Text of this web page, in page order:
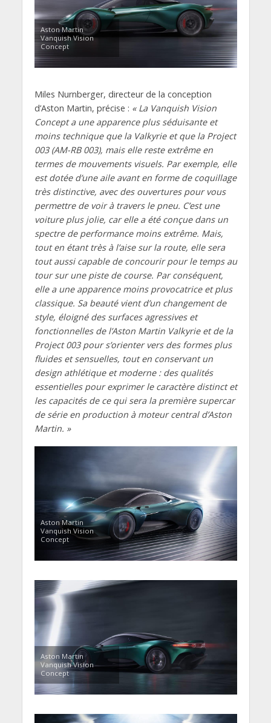
Aston Martin
Vanquish Vision
Concept
Miles Nurnberger, directeur de la conception
d’Aston Martin, précise : « La Vanquish Vision
Concept a une apparence plus séduisante et
moins technique que la Valkyrie et que la Project
003 (AM-RB 003), mais elle reste extrême en
termes de mouvements visuels. Par exemple, elle
est dotée d’une aile avant en forme de coquillage
très distinctive, avec des ouvertures pour vous
permettre de voir à travers le pneu. C’est une
voiture plus jolie, car elle a été conçue dans un
spectre de performance moins extrême. Mais,
tout en étant très à l’aise sur la route, elle sera
tout aussi capable de concourir pour le temps au
tour sur une piste de course. Par conséquent,
elle a une apparence moins provocatrice et plus
classique. Sa beauté vient d’un changement de
style, éloigné des surfaces agressives et
fonctionnelles de l’Aston Martin Valkyrie et de la
Project 003 pour s’orienter vers des formes plus
fluides et sensuelles, tout en conservant un
design athlétique et moderne : des qualités
essentielles pour exprimer le caractère distinct et
les capacités de ce qui sera la première supercar
de série en production à moteur central d’Aston
Martin. »
Aston Martin
Vanquish Vision
Concept
Aston Martin
Vanquish Vision
Concept